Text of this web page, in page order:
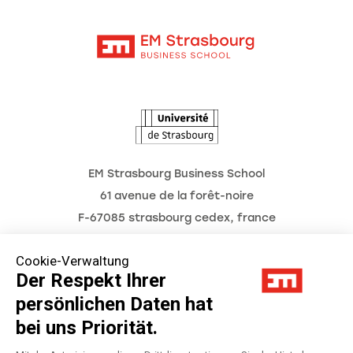
Cookie-Verwaltung
Der Respekt Ihrer
persönlichen Daten hat
bei uns Priorität.
EM Strasbourg Business School
61 avenue de la forêt-noire
F-67085 strasbourg cedex, france
Impressum
Datenschutzerklärung